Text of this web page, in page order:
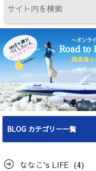
BLOG カテゴリー一覧
ななこ's LIFE (4)